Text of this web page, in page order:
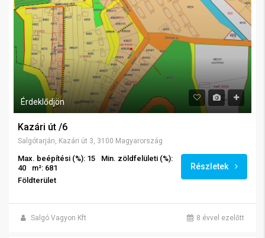
Érdeklődjön
Kazári út /6
Salgótarján, Kazári út 3, 3100 Magyarország
Max. beépítési (%): 15
Min. zöldfelületi (%):
40
m²: 681
Földterület
Részletek
Salgó Vagyon Kft 8 évvel ezelőtt